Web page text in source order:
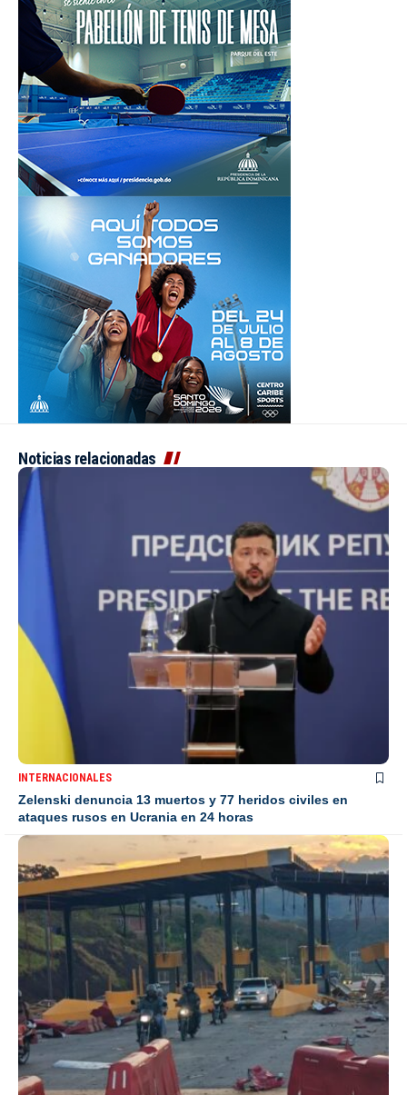
Noticias relacionadas
INTERNACIONALES
Zelenski denuncia 13 muertos y 77 heridos civiles en
ataques rusos en Ucrania en 24 horas